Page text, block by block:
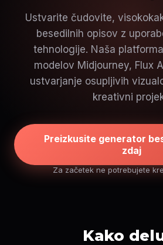
Ustvarite čudovite,
besedilnih opisov z
tehnologije. Naša
modelov Midjourney, Flux
ustvarjanje osupljivih
kreativni
Preizkusite generator
zdaj
Za začetek ne potrebujete
Kako